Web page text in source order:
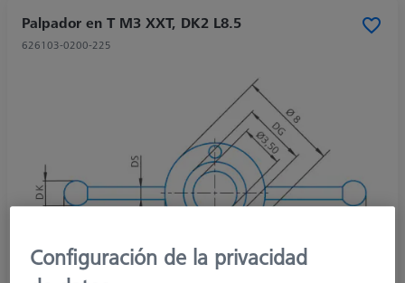
Palpador en T M3 XXT, DK2 L8.5
626103-0200-225
Configuración de la privacidad